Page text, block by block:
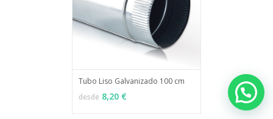
VER OPCIONES
Tubo Liso Galvanizado 100 cm
desde 8,20 €